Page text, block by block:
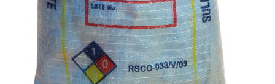
INICIO
¿QUIENES SOMOS?
PRODUCTOS